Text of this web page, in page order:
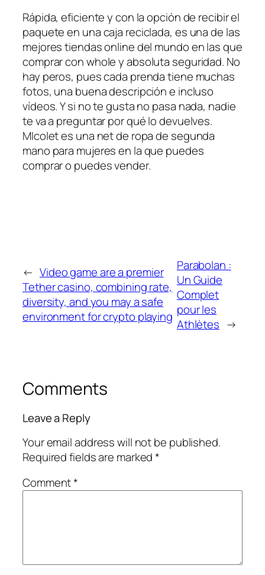
Rápida, eficiente y con la opción de recibir el
paquete en una caja reciclada, es una de las
mejores tiendas online del mundo en las que
comprar con whole y absoluta seguridad. No
hay peros, pues cada prenda tiene muchas
fotos, una buena descripción e incluso
vídeos. Y si no te gusta no pasa nada, nadie
te va a preguntar por qué lo devuelves.
MIcolet es una net de ropa de segunda
mano para mujeres en la que puedes
comprar o puedes vender.
← Video game are a premier
Tether casino, combining rate,
diversity, and you may a safe
environment for crypto playing
Parabolan :
Un Guide
Complet
pour les
Athlètes →
Comments
Leave a Reply
Your email address will not be published.
Required fields are marked*
Comment*